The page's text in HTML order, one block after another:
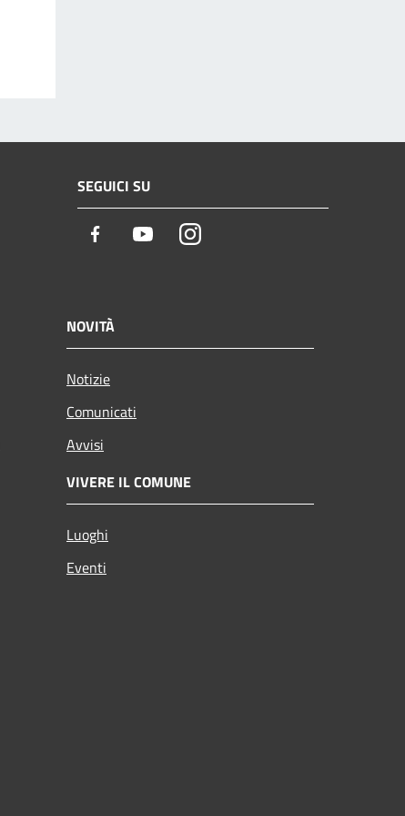
SEGUICI SU
Facebook YoutubeInstagram
NOVITÀ
Notizie
Comunicati
Avvisi
VIVERE IL COMUNE
Luoghi
Eventi